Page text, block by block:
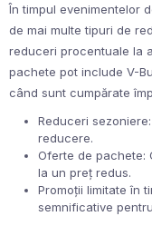
În timpul evenimentelor
de mai multe tipuri de
reduceri procentuale la
pachete pot include V-
când sunt cumpărate
Reduceri
reducere.
Oferte de pachete:
la un preț redus.
Promoții limitate în
semnificative